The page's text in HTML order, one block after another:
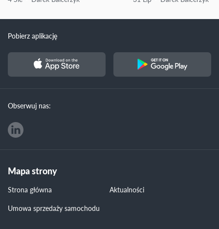
Pobierz aplikację
Obserwuj nas:
Mapa strony
Strona główna
Aktualności
Umowa sprzedaży samochodu